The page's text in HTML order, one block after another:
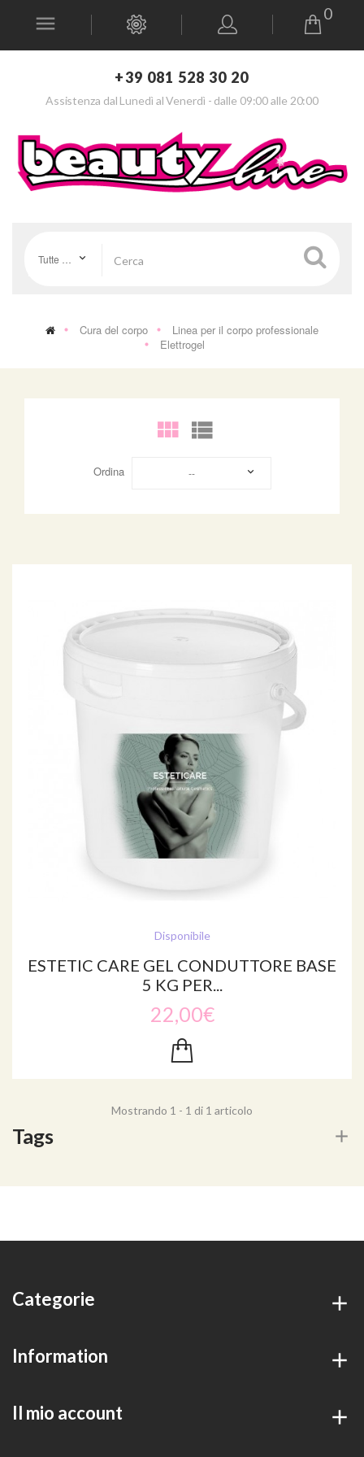
+39 081 528 30 20
Assistenza dal Lunedì al Venerdì - dalle 09:00 alle 20:00
0
Cura del corpo
Linea per il corpo professionale
Elettrogel
Ordina --
Disponibile
ESTETIC CARE GEL CONDUTTORE BASE
5 KG PER...
22,00€
Mostrando 1 - 1 di 1 articolo
Tags
Categorie
Information
Il mio account